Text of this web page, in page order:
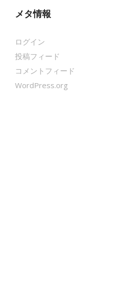
メタ情報
ログイン
投稿フィード
コメントフィード
WordPress.org